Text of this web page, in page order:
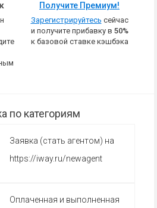
Получите Премиум!
Зарегистрируйтесь сейчас
и получите прибавку в 50%
к базовой ставке кэшбэка
по категориям
Заявка (стать агентом) на
https://iway.ru/newagent
Оплаченная и выполненная